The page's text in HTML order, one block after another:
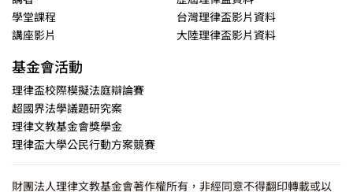
學堂課程
講座影片
台灣理律盃影片資料
大陸理律盃影片資料
基金會活動
理律盃校際模擬法庭辯論賽
超國界法學議題研究案
理律文教基金會獎學金
理律盃大學公民行動方案競賽
財團法人理律文教基金會著作權所有，非經同意不得翻印轉載或以